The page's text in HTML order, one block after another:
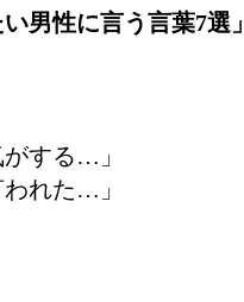
男性に言う言葉7選」
する…」
れた…」